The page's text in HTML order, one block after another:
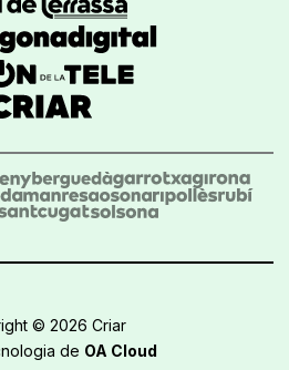
© 2026 Criar
de OA Cloud